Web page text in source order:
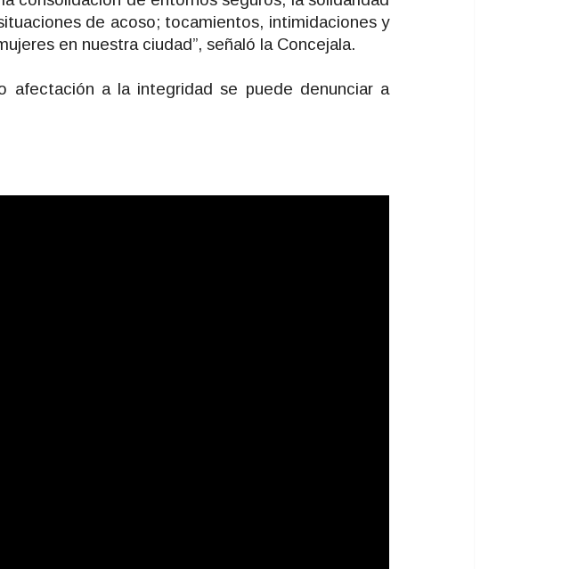
de acoso; tocamientos, intimidaciones y
en nuestra ciudad”, señaló la Concejala.
afectación a la integridad se puede denunciar a